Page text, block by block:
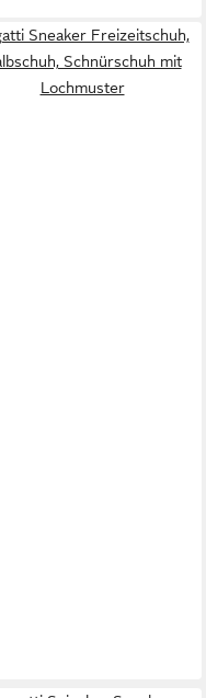
Sneaker Freizeitschuh,
Schnürschuh mit
Lochmuster